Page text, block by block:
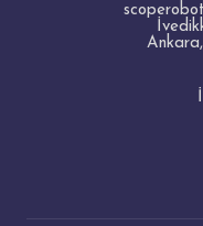
Ankara,